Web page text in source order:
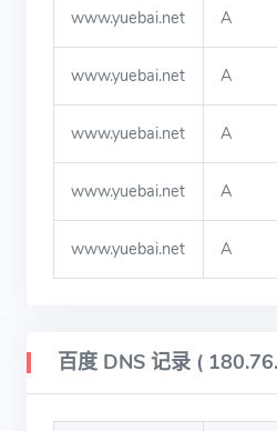
www.yuebai.net A
www.yuebai.net A
www.yuebai.net A
www.yuebai.net A
www.yuebai.net A
百度 DNS 记录 (